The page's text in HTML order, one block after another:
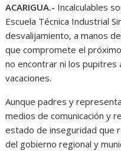
ACARIGUA.- Incalculables
Escuela Técnica Industrial
desvalijamiento, a manos
que compromete el
no encontrar ni los pupitres
vacaciones.
Aunque padres y
medios de comunicación y
estado de inseguridad que
del gobierno regional y